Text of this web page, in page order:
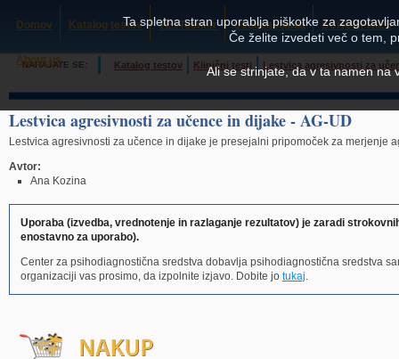
Domov Katalog testov TESTcenter Usposabljanja SCHUHFRIED
About us
NAHAJATE SE: Katalog testov Klinični testi Lestvica agresivnosti za
Lestvica agresivnosti za učence in dijake - AG-UD
Lestvica agresivnosti za učence in dijake je presejalni pripomoček za merjenje
Avtor:
Ana Kozina
Uporaba (izvedba, vrednotenje in razlaganje rezultatov) je zaradi
enostavno za uporabo).
Center za psihodiagnostična sredstva dobavlja psihodiagnostična sredstva
organizaciji vas prosimo, da izpolnite izjavo. Dobite jo tukaj.
Ta spletna stran uporablja piškotke za
Če želite izvedeti več o tem,
Ali se strinjate, da v ta namen na